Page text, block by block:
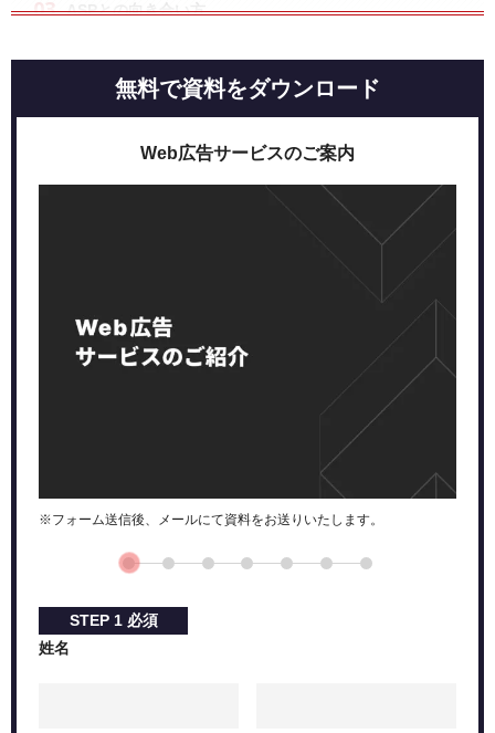
ASPとの向き合い方
あくまで自分がいいと思った商品を紹介する
単価交渉することも大切
アフィリエイトの成果を伸ばすために
まとめ：ASP会社の特徴を掴んでアフィリエイターとし
無料で資料をダウンロード
※フォーム送信後、メールにて資料をお送りいたします。
Web広告サービスのご案内
STEP 1 必須
姓名